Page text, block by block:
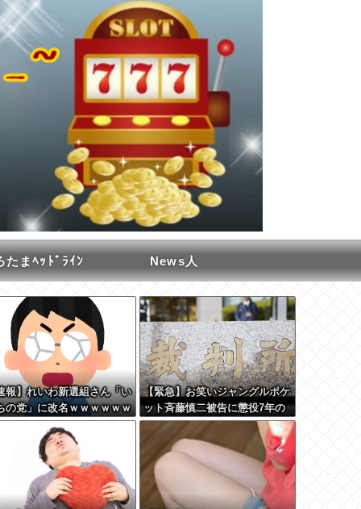
たまﾍｯﾄﾞﾗｲﾝ News人
報】れいわ新選組さん「い
の党」に改名ｗｗｗｗｗｗ
【緊急】お笑いジャングルポケ
ット斉藤慎二被告に懲役7年の
求刑←これ…